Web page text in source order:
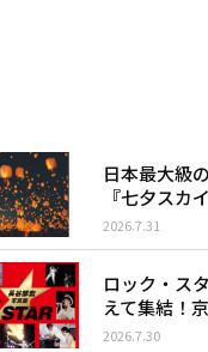
日本最大級
『七夕スカ
2026.7.31
ロック・ス
えて集結！
2026.7.30